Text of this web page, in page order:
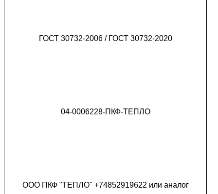
ГОСТ 30732-2006 / ГОСТ 30732-2020
04-0006228-ПКФ-ТЕПЛО
ООО ПКФ "ТЕПЛО" +74852919622 или аналог